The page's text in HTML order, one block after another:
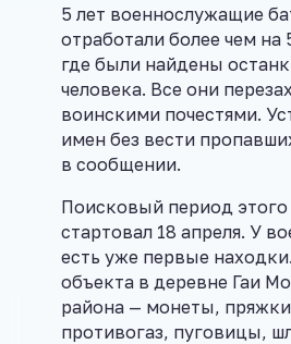
5 лет военнослужащие
отработали более чем на
где были найдены
человека. Все они
воинскими почестями.
имен без вести
в сообщении.
Поисковый период этого
стартовал 18 апреля. У
есть уже первые
объекта в деревне Гаи
района — монеты,
противогаз, пуговицы,